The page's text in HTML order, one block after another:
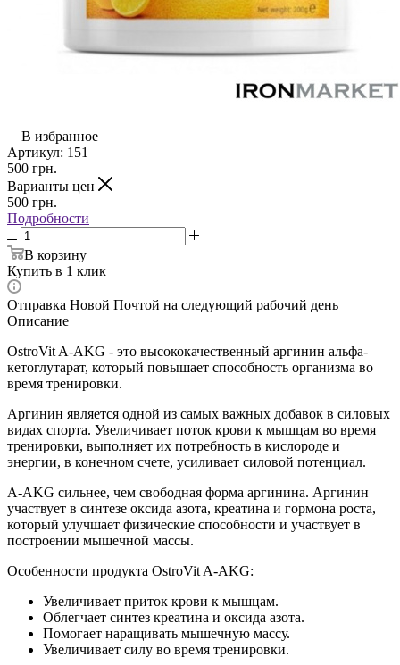
В избранное
Артикул: 151
500 грн.
Варианты цен
500 грн.
Подробности
В корзину
Купить в 1 клик
Отправка Новой Почтой на следующий рабочий день
Описание
OstroVit A-AKG - это высококачественный аргинин альфа-
кетоглутарат, который повышает способность организма во
время тренировки.
Аргинин является одной из самых важных добавок в силовых
видах спорта. Увеличивает поток крови к мышцам во время
тренировки, выполняет их потребность в кислороде и
энергии, в конечном счете, усиливает силовой потенциал.
A-AKG сильнее, чем свободная форма аргинина. Аргинин
участвует в синтезе оксида азота, креатина и гормона роста,
который улучшает физические способности и участвует в
построении мышечной массы.
Особенности продукта OstroVit A-AKG:
Увеличивает приток крови к мышцам.
Облегчает синтез креатина и оксида азота.
Помогает наращивать мышечную массу.
Увеличивает силу во время тренировки.